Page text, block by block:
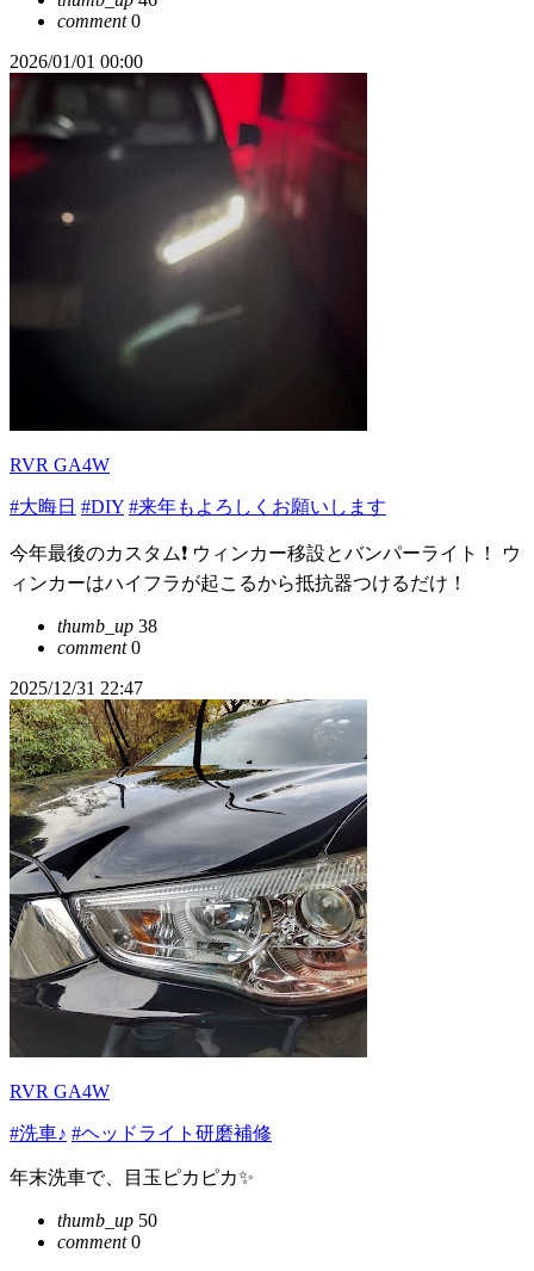
comment0
2026/01/01 00:00
RVR GA4W
#大晦日 #DIY #来年もよろしくお願いします
今年最後のカスタム❗️ ウィンカー移設とバンパーライト！ ウ
ィンカーはハイフラが起こるから抵抗器つけるだけ！
thumb_up 38
comment0
2025/12/31 22:47
RVR GA4W
#洗車♪ #ヘッドライト研磨補修
年末洗車で、目玉ピカピカ✨️
thumb_up 50
comment0